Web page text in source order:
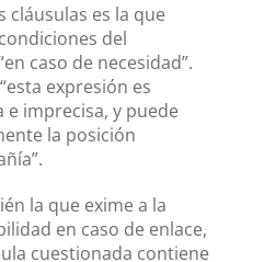
cláusulas es la que
del
caso de necesidad”.
expresión es
e imprecisa, y puede
la posición
la que exime a la
en caso de enlace,
cuestionada contiene